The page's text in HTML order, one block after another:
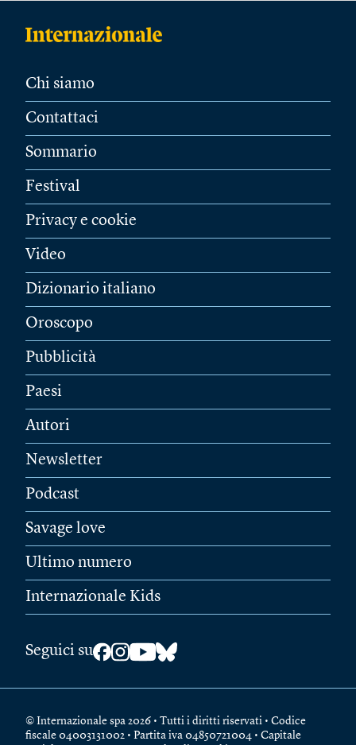
Chi siamo
Contattaci
Sommario
Festival
Privacy e cookie
Video
Dizionario italiano
Oroscopo
Pubblicità
Paesi
Autori
Newsletter
Podcast
Savage love
Ultimo numero
Internazionale Kids
Seguici su
© Internazionale spa 2026 • Tutti i diritti riservati • Codice
fiscale 04003131002 • Partita iva 04850721004 • Capitale